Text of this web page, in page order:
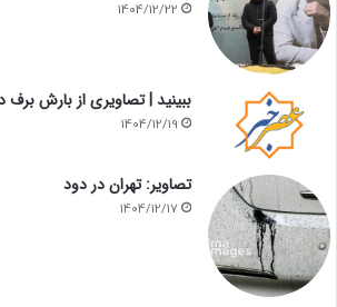
1404/12/22
ببینید | تصاویری از بارش برف
1404/12/19
تصاویر: تهران در دود
1404/12/17